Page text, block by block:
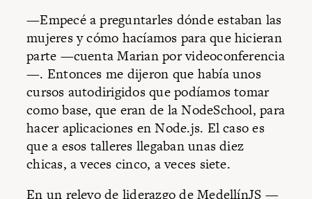
—Empecé a preguntarles dónde estaban las
mujeres y cómo hacíamos para que hicieran
parte —cuenta Marian por videoconferencia
—. Entonces me dijeron que había unos
cursos autodirigidos que podíamos tomar
como base, que eran de la NodeSchool, para
hacer aplicaciones en Node.js. El caso es
que a esos talleres llegaban unas diez
chicas, a veces cinco, a veces siete.
En un relevo de liderazgo deMedellínJS —